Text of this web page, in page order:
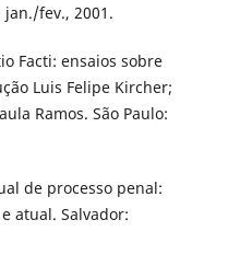
jan./fev., 2001.
Facti: ensaios sobre
Luis Felipe Kircher;
Ramos. São Paulo:
de processo penal:
atual. Salvador: